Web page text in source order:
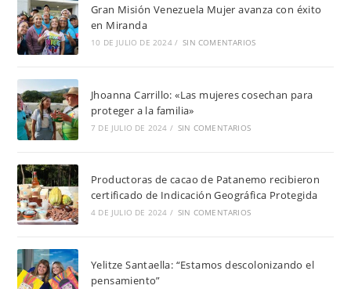
Gran Misión Venezuela Mujer avanza con éxito
en Miranda
10 DE JULIO DE 2024 / SIN COMENTARIOS
Jhoanna Carrillo: «Las mujeres cosechan para
proteger a la familia»
7 DE JULIO DE 2024 / SIN COMENTARIOS
Productoras de cacao de Patanemo recibieron
certificado de Indicación Geográfica Protegida
4 DE JULIO DE 2024 / SIN COMENTARIOS
Yelitze Santaella: “Estamos descolonizando el
pensamiento”